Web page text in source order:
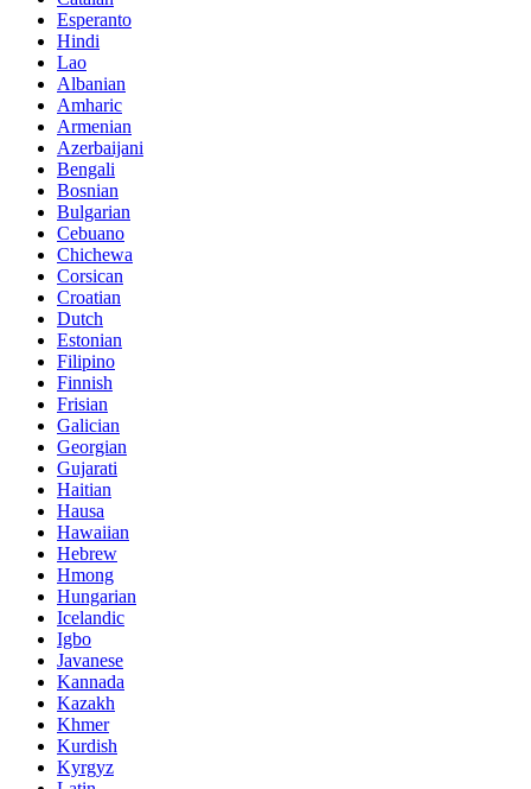
Esperanto
Hindi
Lao
Albanian
Amharic
Armenian
Azerbaijani
Bengali
Bosnian
Bulgarian
Cebuano
Chichewa
Corsican
Croatian
Dutch
Estonian
Filipino
Finnish
Frisian
Galician
Georgian
Gujarati
Haitian
Hausa
Hawaiian
Hebrew
Hmong
Hungarian
Icelandic
Igbo
Javanese
Kannada
Kazakh
Khmer
Kurdish
Kyrgyz